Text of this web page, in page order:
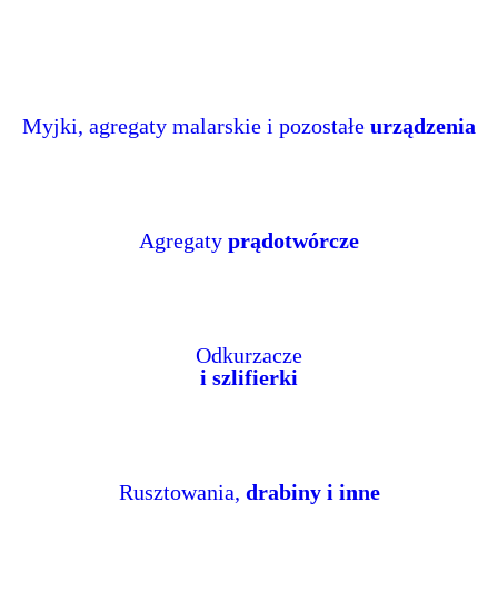
Myjki, agregaty malarskie i pozostałe urządzenia
Agregaty prądotwórcze
Odkurzacze
i szlifierki
Rusztowania, drabiny i inne